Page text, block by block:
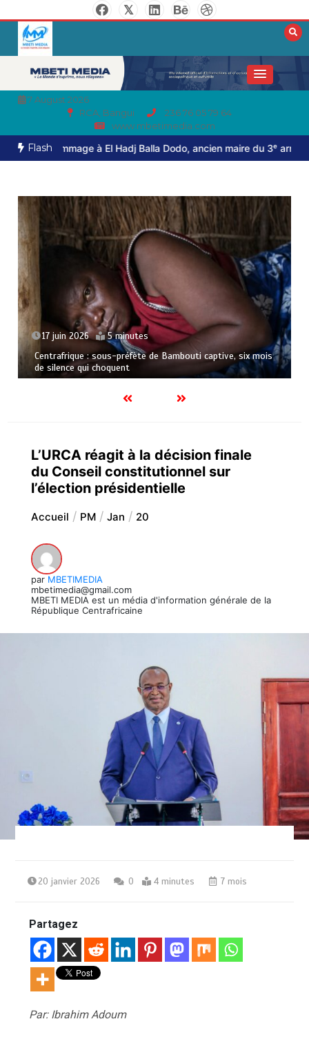
7 August 2026
RCA, Bangui
236 76 05 79 64
www.mbetimedia.com
Flashà El Hadj Balla Dodo, ancien maire du 3ᵉ arrondissement
17 juin 2026 5 minutes
Centrafrique : sous-préfète de Bambouti captive, six mois
de silence qui choquent
L’URCA réagit à la décision finale
du Conseil constitutionnel sur
l’élection présidentielle
Accueil PM Jan 20
par MBETIMEDIA
mbetimedia@gmail.com
MBETI MEDIA est un média d'information générale de la
République Centrafricaine
20 janvier 2026 0 4 minutes 7 mois
Partagez
Par: Ibrahim Adoum